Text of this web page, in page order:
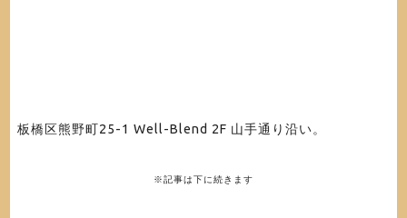
板橋区熊野町25-1 Well-Blend 2F 山手通り沿い。
※記事は下に続きます